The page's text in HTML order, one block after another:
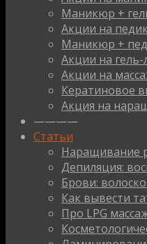
Маникюр +
Акции на
Маникюр +
Акции на гель-
Акции на
Кератиновое
Акция на
————
Статьи
Наращивание
Депиляция:
Брови:
Как вывести
Про LPG